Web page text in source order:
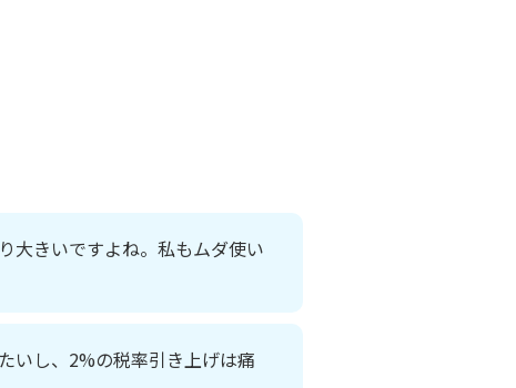
大きいですよね。私もムダ使い
いし、2%の税率引き上げは痛